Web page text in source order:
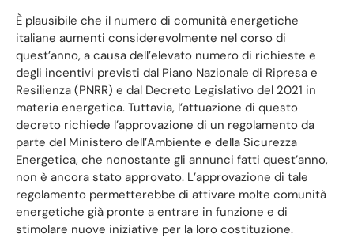
È plausibile che il numero di comunità energetiche
italiane aumenti considerevolmente nel corso di
quest’anno, a causa dell’elevato numero di richieste e
degli incentivi previsti dal Piano Nazionale di Ripresa e
Resilienza (PNRR) e dal Decreto Legislativo del 2021 in
materia energetica. Tuttavia, l’attuazione di questo
decreto richiede l’approvazione di un regolamento da
parte del Ministero dell’Ambiente e della Sicurezza
Energetica, che nonostante gli annunci fatti quest’anno,
non è ancora stato approvato. L’approvazione di tale
regolamento permetterebbe di attivare molte comunità
energetiche già pronte a entrare in funzione e di
stimolare nuove iniziative per la loro costituzione.